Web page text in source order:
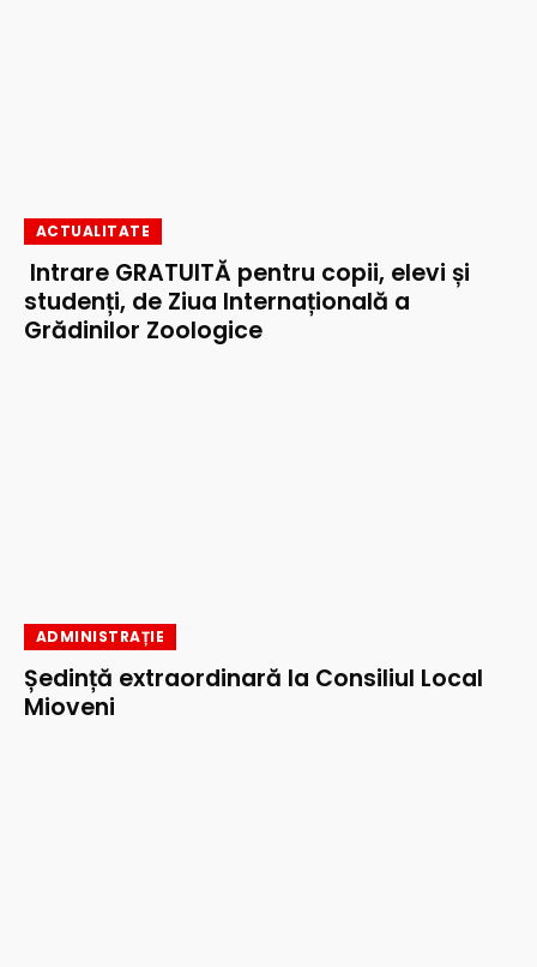
ACTUALITATE
Intrare GRATUITĂ pentru copii, elevi și
studenți, de Ziua Internațională a
Grădinilor Zoologice
ADMINISTRAȚIE
Ședință extraordinară la Consiliul Local
Mioveni